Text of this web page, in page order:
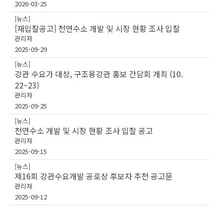
2026-03-25
[뉴스]
[재입찰공고] 천연수소 개발 및 시장 현황 조사 입찰
관리자
2025-09-29
[뉴스]
강관 수요가 대상, 구조용강관 홍보 간담회 개최 (10.
22~23)
관리자
2025-09-25
[뉴스]
천연수소 개발 및 시장 현황 조사 입찰 공고
관리자
2025-09-15
[뉴스]
제16회 강관수요개발 공로상 후보자 추천 공고문
관리자
2025-09-12